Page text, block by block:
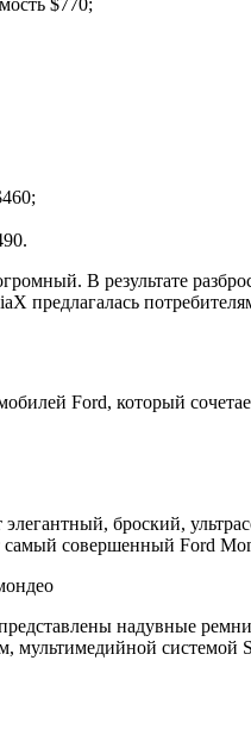
В результате
предлагалась
Ford, который
броский,
совершенный Ford
надувные
мультимедийной